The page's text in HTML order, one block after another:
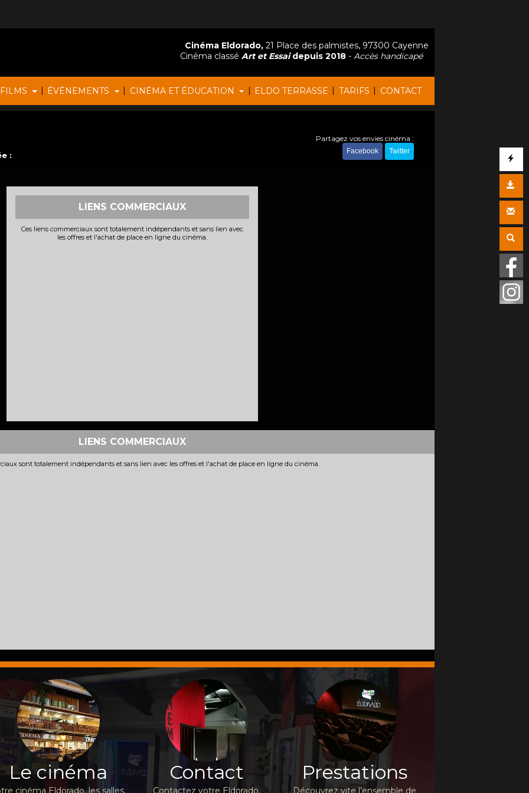
| ÉVÉNEMENTS | CINÉMA ET ÉDUCATION | ELDO TERRASSE | TARIFS | CONTACT
Cinéma Eldorado, 21 Place des palmistes, 97300 Cayenne
Cinéma classé Art et Essaidepuis 2018 - Accès handicapé
:
Partagez vos envies cinéma :
Facebook Twitter
LIENS COMMERCIAUX
Ces liens commerciaux sont totalement indépendants et sans lien avec
les offres et l'achat de place en ligne du cinéma.
LIENS COMMERCIAUX
sont totalement indépendants et sans lien avec les offres et l'achat de place en ligne du cinéma.
Le cinéma
cinéma Eldorado, les salles,
Contact
Contactez votre Eldorado,
Prestations
Découvrez vite l’ensemble de